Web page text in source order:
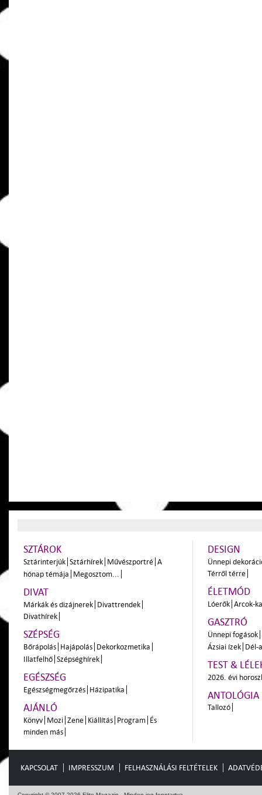
SZTÁROK
Sztárinterjúk Sztárhírek Művészportré A
hónap témája Megosztom...
DIVAT
Márkák és dizájnerek Divattrendek
Divathírek
SZÉPSÉG
Bőrápolás Hajápolás Dekorkozmetika
Illatfelhő Szépséghírek
EGÉSZSÉG
Egészségmegőrzés Házipatika
AJÁNLÓ
Könyv Mozi Zene Kiállítás Program És
minden más
DESIGN
Ünnepi
Térről térre
ÉLETMÓD
Lóerők Arcok-
GASZTRÓ
Ünnepi fogások
Ázsiai ízek Dél-
TEST &
2026. évi
ANTOLÓGIA
Tallozó
KAPCSOLAT IMPRESSZUM FELHASZNÁLÁSI FELTÉTELEK